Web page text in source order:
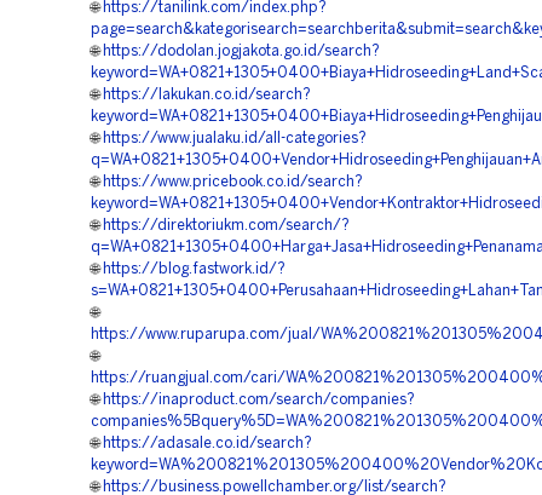
🌐 https://tanilink.com/index.php?
🌐 https://dodolan.jogjakota.go.id/search?
🌐 https://lakukan.co.id/search?
🌐 https://www.jualaku.id/all-categories?
🌐 https://www.pricebook.co.id/search?
🌐 https://direktoriukm.com/search/?
🌐 https://blog.fastwork.id/?
🌐
https://www.ruparupa.com/jual/
🌐
https://ruangjual.com/cari/
🌐 https://inaproduct.com/search/companies?
🌐 https://adasale.co.id/search?
🌐 https://business.powellchamber.org/list/search?